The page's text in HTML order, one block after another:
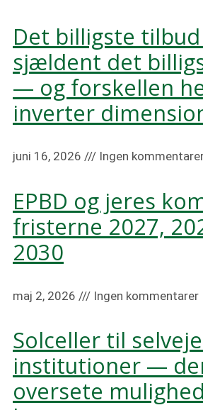
Det billigste
sjældent det
— og forskellen
inverter
juni 16, 2026 Ingen
EPBD og jeres
fristerne 2027,
2030
maj 2, 2026 Ingen kommentarer
Solceller til
institutioner —
oversete